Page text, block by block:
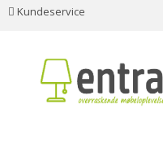
Kundeservice